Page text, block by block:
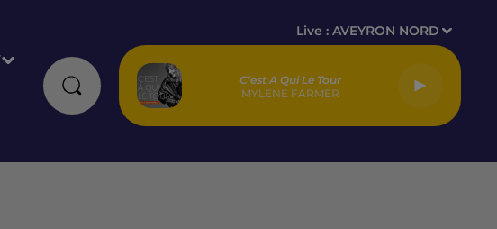
Live :AVEYRON NORD
C'est A Qui Le Tour
MYLENE FARMER